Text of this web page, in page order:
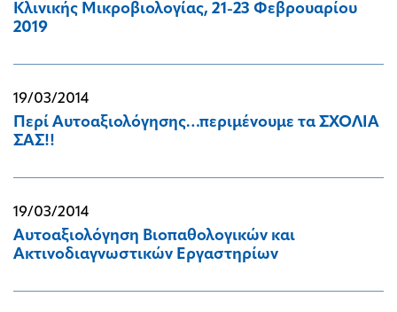
Κλινικής Μικροβιολογίας, 21-23 Φεβρουαρίου
2019
19/03/2014
Περί Αυτοαξιολόγησης…περιμένουμε τα ΣΧΟΛΙΑ
ΣΑΣ!!
19/03/2014
Αυτοαξιολόγηση Βιοπαθολογικών και
Ακτινοδιαγνωστικών Εργαστηρίων